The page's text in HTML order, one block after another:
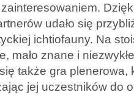
udało się
ichtiofauny. Na
mało znane i
także gra plenerowa,
jej uczestników do